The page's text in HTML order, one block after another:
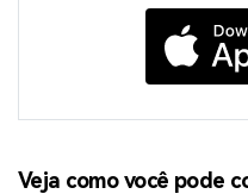
Veja como você pode